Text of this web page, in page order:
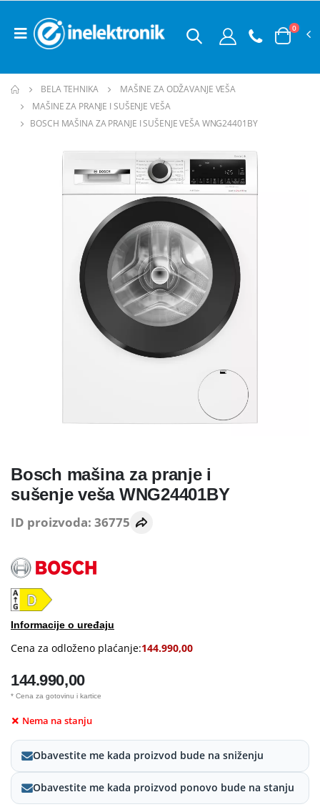
0
BELA TEHNIKA
MAŠINE ZA ODŽAVANJE VEŠA
MAŠINE ZA PRANJE I SUŠENJE VEŠA
BOSCH MAŠINA ZA PRANJE I SUŠENJE VEŠA WNG24401BY
Bosch mašina za pranje i
sušenje veša WNG24401BY
ID proizvoda: 36775
Informacije o uređaju
Cena za odloženo plaćanje:144.990,00
144.990,00
* Cena za gotovinu i kartice
Nema na stanju
Obavestite me kada proizvod bude na sniženju
Obavestite me kada proizvod ponovo bude na stanju